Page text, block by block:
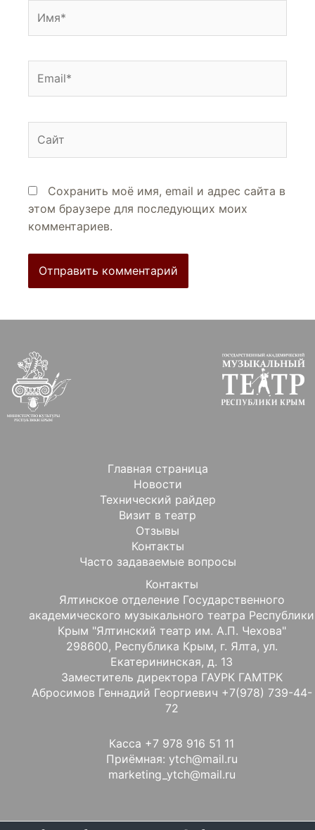
Сохранить моё имя, email и адрес сайта в
этом браузере для последующих моих
комментариев.
Главная страница
Новости
Технический райдер
Визит в театр
Отзывы
Контакты
Часто задаваемые вопросы
Контакты
Ялтинское отделение Государственного
академического музыкального театра Республики
Крым "Ялтинский театр им. А.П. Чехова"
298600, Республика Крым, г. Ялта, ул.
Екатерининская, д. 13
Заместитель директора ГАУРК ГАМТРК
Абросимов Геннадий Георгиевич +7(978) 739-44-
72
Касса +7 978 916 51 11
Приёмная: ytch@mail.ru
marketing_ytch@mail.ru